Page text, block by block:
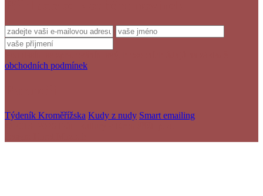
obchodních podmínek
Týdeník Kroměřížska Kudy z nudy Smart emailing